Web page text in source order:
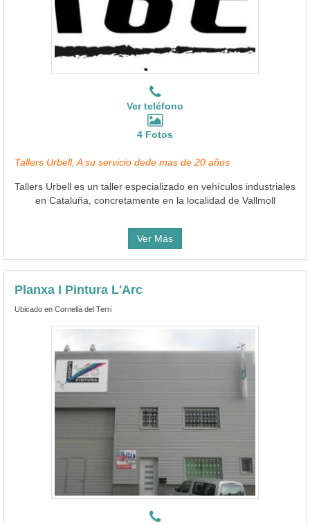
Ver teléfono
4 Fotos
Tallers Urbell, A su servicio dede mas de 20 años
Tallers Urbell es un taller especializado en vehículos industriales
en Cataluña, concretamente en la localidad de Vallmoll
Ver Más
Planxa I Pintura L'Arc
Ubicado en Cornellà del Terri